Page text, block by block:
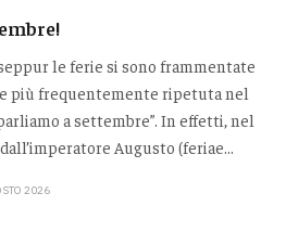
le ferie si sono frammentate
più frequentemente ripetuta nel
a settembre”. In effetti, nel
Augusto (feriae...
2026